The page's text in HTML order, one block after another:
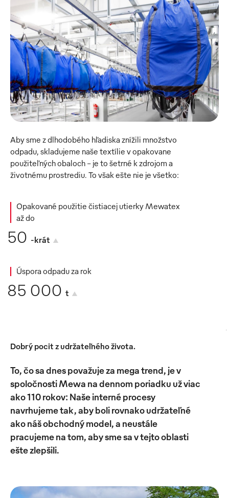
Aby sme z dlhodobého hľadiska znížili množstvo
odpadu, skladujeme naše textílie v opakovane
použiteľných obaloch - je to šetrné k zdrojom a
životnému prostrediu. To však ešte nie je všetko:
Opakované použitie čistiacej utierky Mewatex
až do
50 -krát
Úspora odpadu za rok
85 000 t
Dobrý pocit z udržateľného života.
To, čo sa dnes považuje za mega trend, je v
spoločnosti Mewa na dennom poriadku už viac
ako 110 rokov: Naše interné procesy
navrhujeme tak, aby boli rovnako udržateľné
ako náš obchodný model, a neustále
pracujeme na tom, aby sme sa v tejto oblasti
ešte zlepšili.